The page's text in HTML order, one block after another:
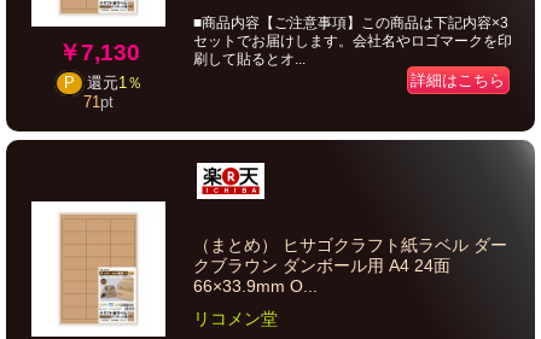
￥7,130
P 還元1％
71pt
■商品内容【ご注意事項】この商品は下記内容×3
セットでお届けします。会社名やロゴマークを印
刷して貼るとオ...
詳細はこちら
（まとめ） ヒサゴクラフト紙ラベル ダー
クブラウン ダンボール用 A4 24面
66×33.9mm O...
リコメン堂